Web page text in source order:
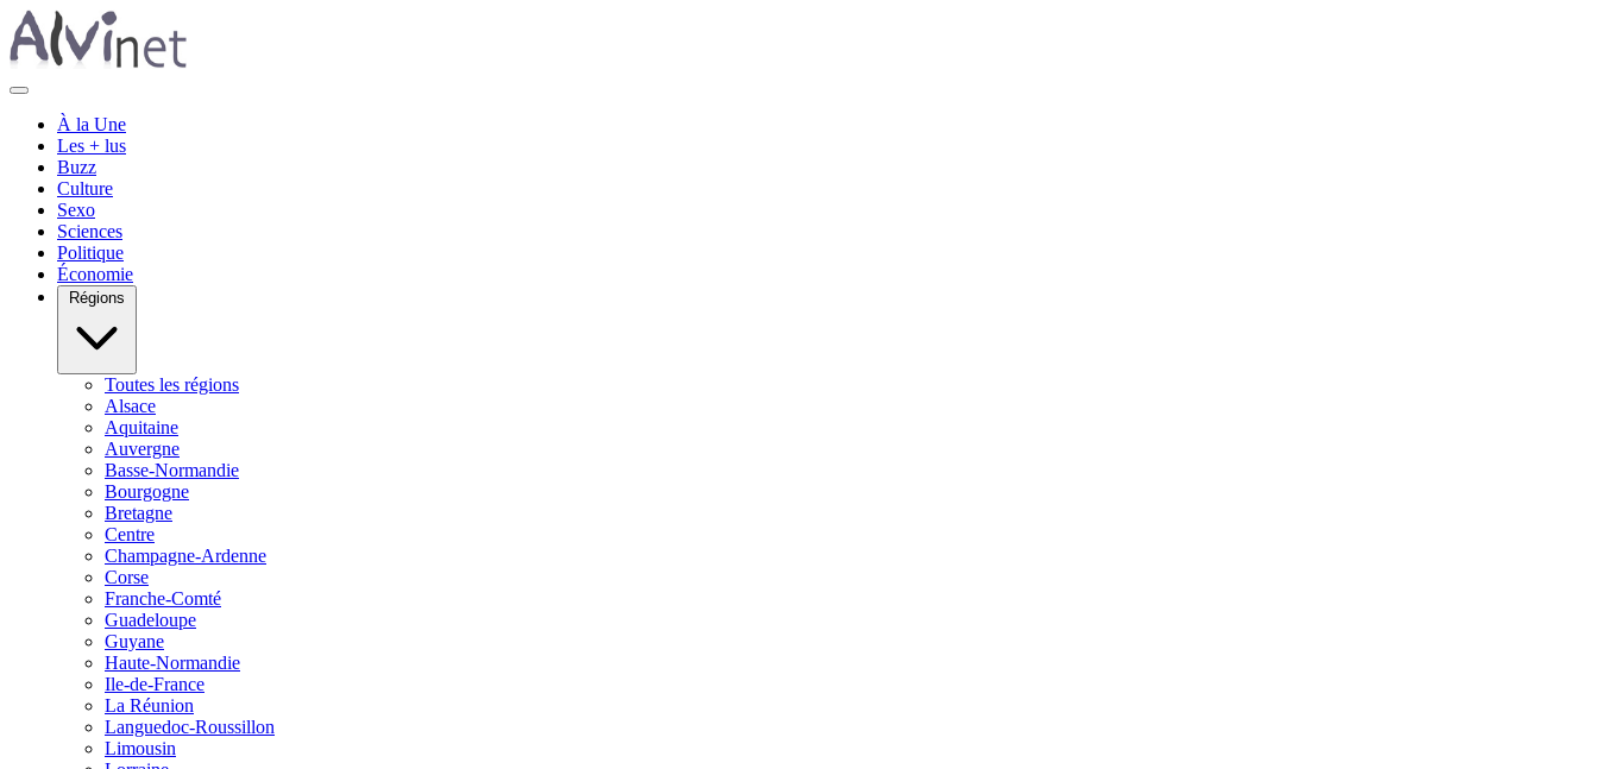
À la Une
Les + lus
Buzz
Culture
Sexo
Sciences
Politique
Économie
Régions
Toutes les régions
Alsace
Aquitaine
Auvergne
Basse-Normandie
Bourgogne
Bretagne
Centre
Champagne-Ardenne
Corse
Franche-Comté
Guadeloupe
Guyane
Haute-Normandie
Ile-de-France
La Réunion
Languedoc-Roussillon
Limousin